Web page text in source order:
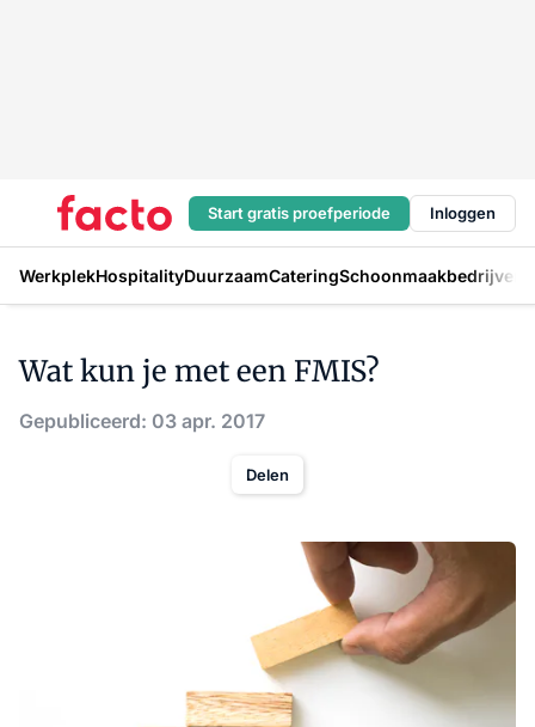
Start gratis proefperiode Inloggen
WerkplekHospitalityDuurzaamCateringSchoonmaakbedrijven
Wat kun je met een FMIS?
Gepubliceerd: 03 apr. 2017
Delen